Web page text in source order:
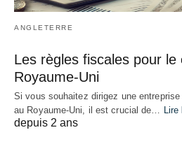
ANGLETERRE
Les règles fiscales pour le
Royaume-Uni
Si vous souhaitez dirigez une
au Royaume-Uni, il est crucial de… Lire
depuis 2 ans